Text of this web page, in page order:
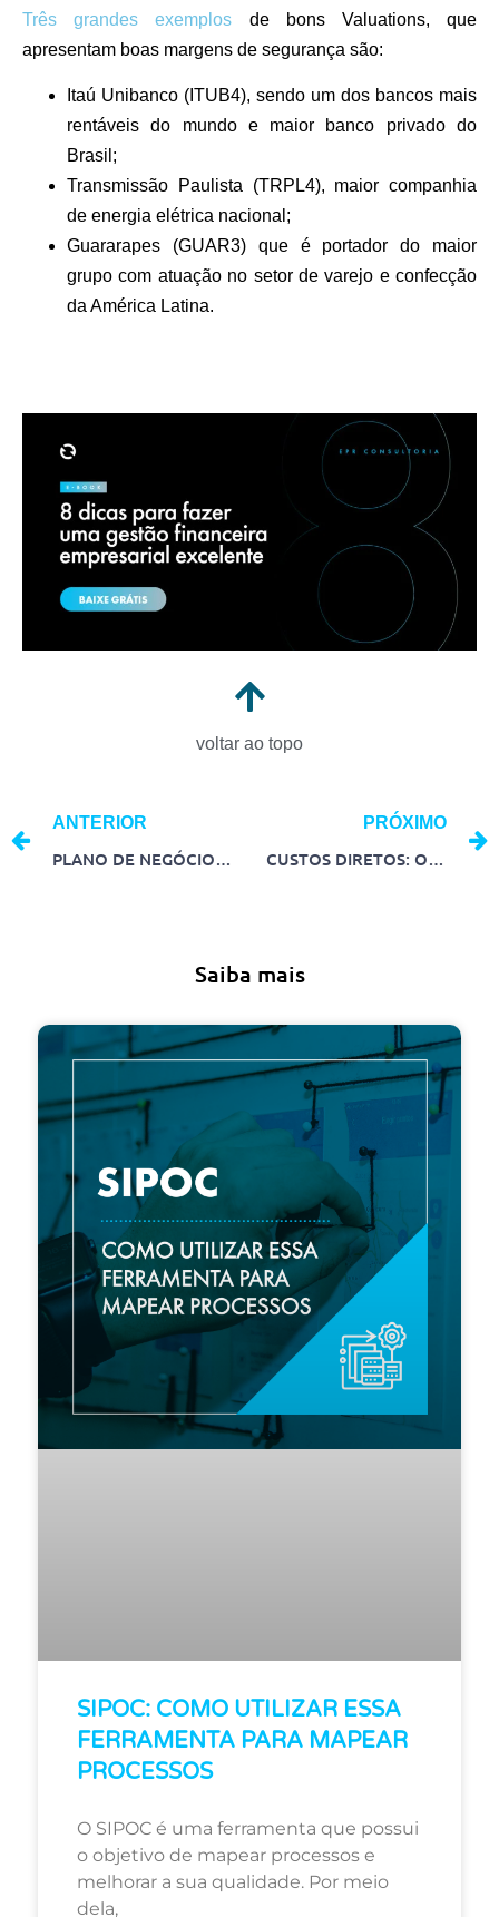
Três grandes exemplos de bons Valuations, que
apresentam boas margens de segurança são:
Itaú Unibanco (ITUB4), sendo um dos bancos mais
rentáveis do mundo e maior banco privado do
Brasil;
Transmissão Paulista (TRPL4), maior companhia
de energia elétrica nacional;
Guararapes (GUAR3) que é portador do maior
grupo com atuação no setor de varejo e confecção
da América Latina.
voltar ao topo
ANTERIOR
PLANO DE NEGÓCIOS: CONFIRA O PASSO A PASSO PARA FAZER O SEU
PRÓXIMO
CUSTOS DIRETOS: O QUE SÃO, IMPORTÂNCIA E EXEMPLOS
Saiba mais
SIPOC: COMO UTILIZAR ESSA
FERRAMENTA PARA MAPEAR
PROCESSOS
O SIPOC é uma ferramenta que possui
o objetivo de mapear processos e
melhorar a sua qualidade. Por meio
dela,